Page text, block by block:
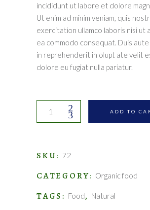
incididunt ut labore et dolore
Ut enim ad minim veniam, quis
exercitation ullamco laboris nisi ut
ea commodo consequat. Duis
in reprehenderit in olupt ate velit
dolore eu fugiat nulla pariatur.
ADD TO
SKU: 72
CATEGORY: Organic food
TAGS: Food, Natural